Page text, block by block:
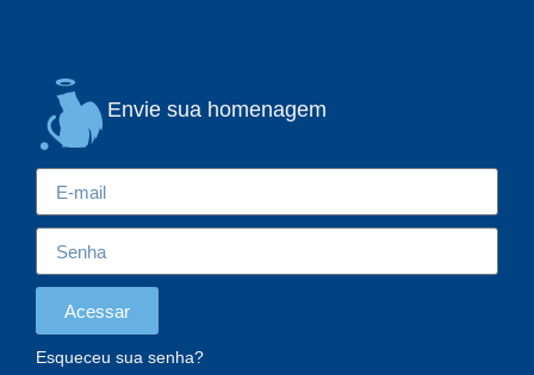
Envie sua homenagem
Acessar
Esqueceu sua senha?